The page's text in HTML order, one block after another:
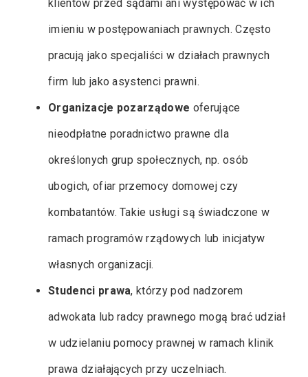
klientów przed sądami ani występować w ich
imieniu w postępowaniach prawnych. Często
pracują jako specjaliści w działach prawnych
firm lub jako asystenci prawni.
Organizacje pozarządowe oferujące
nieodpłatne poradnictwo prawne dla
określonych grup społecznych, np. osób
ubogich, ofiar przemocy domowej czy
kombatantów. Takie usługi są świadczone w
ramach programów rządowych lub inicjatyw
własnych organizacji.
Studenci prawa, którzy pod nadzorem
adwokata lub radcy prawnego mogą brać udział
w udzielaniu pomocy prawnej w ramach klinik
prawa działających przy uczelniach.